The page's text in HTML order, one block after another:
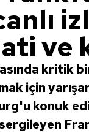
ve
kritik
için
konuk